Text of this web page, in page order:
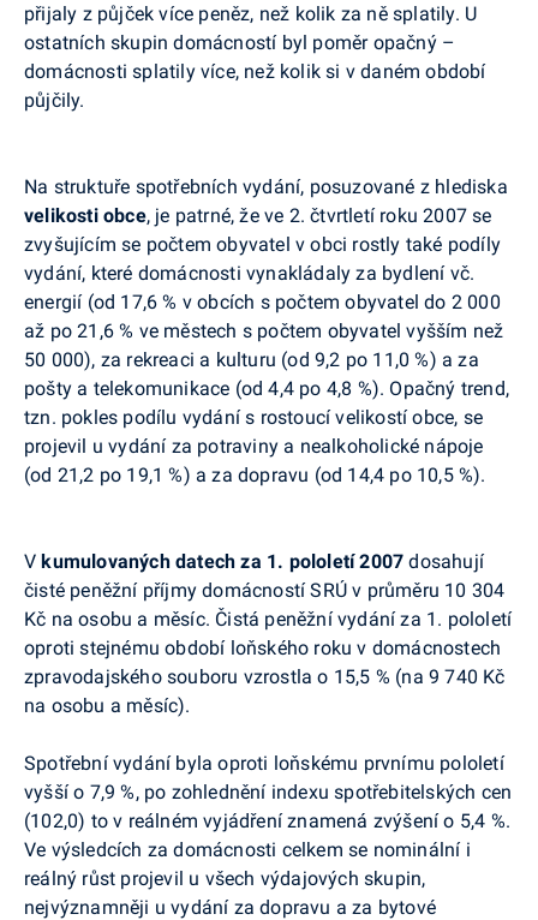
přijaly z půjček více peněz, než kolik za ně splatily. U
ostatních skupin domácností byl poměr opačný –
domácnosti splatily více, než kolik si v daném období
půjčily.
Na struktuře spotřebních vydání, posuzované z hlediska
velikosti obce, je patrné, že ve 2. čtvrtletí roku 2007 se
zvyšujícím se počtem obyvatel v obci rostly také podíly
vydání, které domácnosti vynakládaly za bydlení vč.
energií (od 17,6 % v obcích s počtem obyvatel do 2 000
až po 21,6 % ve městech s počtem obyvatel vyšším než
50 000), za rekreaci a kulturu (od 9,2 po 11,0 %) a za
pošty a telekomunikace (od 4,4 po 4,8 %). Opačný trend,
tzn. pokles podílu vydání s rostoucí velikostí obce, se
projevil u vydání za potraviny a nealkoholické nápoje
(od 21,2 po 19,1 %) a za dopravu (od 14,4 po 10,5 %).
Vkumulovaných datech za 1. pololetí 2007 dosahují
čisté peněžní příjmy domácností SRÚ v průměru 10 304
Kč na osobu a měsíc. Čistá peněžní vydání za 1. pololetí
oproti stejnému období loňského roku v domácnostech
zpravodajského souboru vzrostla o 15,5 % (na 9 740 Kč
na osobu a měsíc).
Spotřební vydání byla oproti loňskému prvnímu pololetí
vyšší o 7,9 %, po zohlednění indexu spotřebitelských cen
(102,0) to v reálném vyjádření znamená zvýšení o 5,4 %.
Ve výsledcích za domácnosti celkem se nominální i
reálný růst projevil u všech výdajových skupin,
nejvýznamněji u vydání za dopravu a za bytové